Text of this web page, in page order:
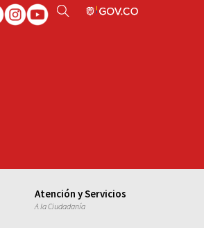
Atención y Servicios
A la Ciudadanía